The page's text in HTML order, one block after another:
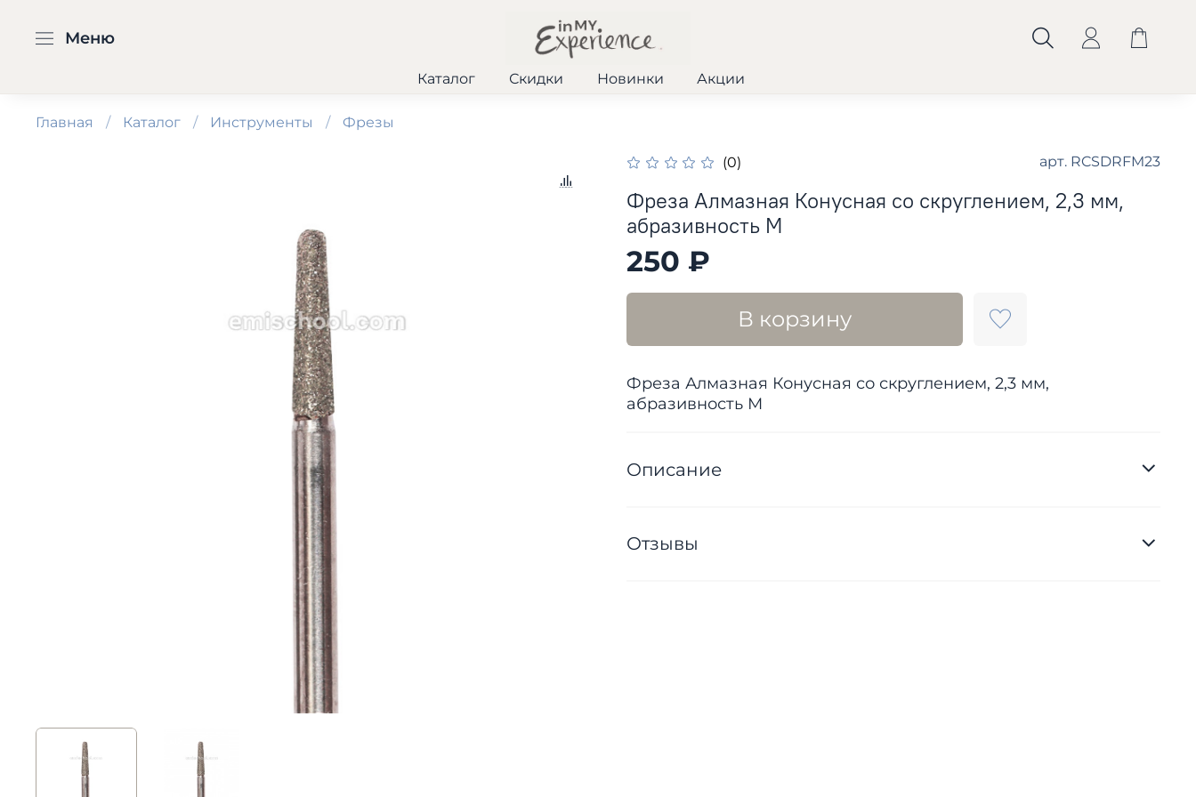
Меню
Каталог Скидки Новинки Акции
Главная Каталог Инструменты Фрезы
(0) арт. RCSDRFM23
Фреза Алмазная Конусная со скруглением, 2,3 мм,
абразивность М
250 ₽
В корзину
Фреза Алмазная Конусная со скруглением, 2,3 мм,
абразивность М
Описание
Отзывы